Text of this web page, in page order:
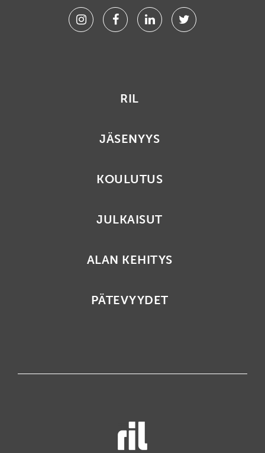
InstagramFacebookLinkedinTwitter
RIL
JÄSENYYS
KOULUTUS
JULKAISUT
ALAN KEHITYS
PÄTEVYYDET